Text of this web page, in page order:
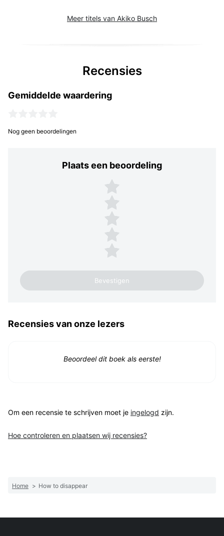
Meer titels van Akiko Busch
Recensies
Gemiddelde waardering
Nog geen beoordelingen
Plaats een beoordeling
Plaats een beoordeling
5 sterren
4 sterren
3 sterren
2 sterren
1 ster
Recensies van onze lezers
Beoordeel dit boek als eerste!
Om een recensie te schrijven moet je ingelogd zijn.
Hoe controleren en plaatsen wij recensies?
Home > How to disappear